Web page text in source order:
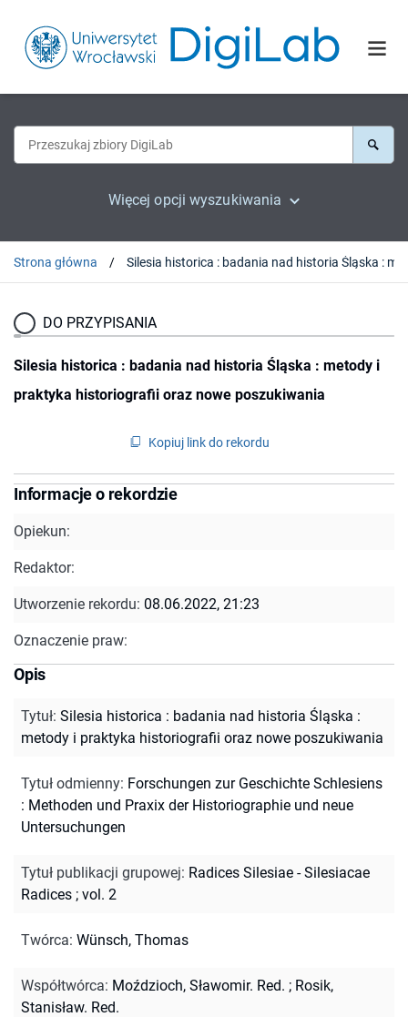
Więcej opcji wyszukiwania
Strona główna
DO PRZYPISANIA
Silesia historica : badania nad historia Śląska : metody i
praktyka historiografii oraz nowe poszukiwania
Kopiuj link do rekordu
Informacje o rekordzie
Opiekun:
Redaktor:
Utworzenie rekordu: 08.06.2022, 21:23
Oznaczenie praw:
Opis
Tytuł: Silesia historica : badania nad historia Śląska :
metody i praktyka historiografii oraz nowe poszukiwania
Tytuł odmienny: Forschungen zur Geschichte Schlesiens
: Methoden und Praxix der Historiographie und neue
Untersuchungen
Tytuł publikacji grupowej: Radices Silesiae - Silesiacae
Radices ; vol. 2
Twórca: Wünsch, Thomas
Współtwórca: Moździoch, Sławomir. Red. ; Rosik,
Stanisław. Red.